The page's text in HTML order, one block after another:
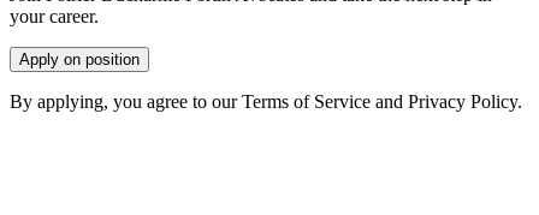
your career.
Apply on position
By applying, you agree to our Terms of Service and Privacy Policy.